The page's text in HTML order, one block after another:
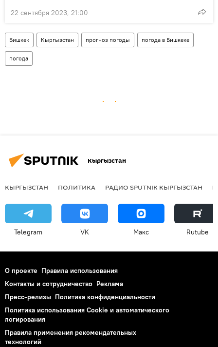
22 сентября 2023, 21:00
Бишкек Кыргызстан прогноз погоды погода в Бишкеке
погода
Кыргызстан
КЫРГЫЗСТАН ПОЛИТИКА РАДИО SPUTNIK КЫРГЫЗСТАН
Telegram VK Макс Rutube
О проекте Правила использования
Контакты и сотрудничество Реклама
Пресс-релизы Политика конфиденциальности
Политика использования Cookie и автоматического
логирования
Правила применения рекомендательных
технологий